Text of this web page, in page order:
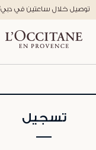
*توصيل خلال ساعتين في دبي
تسجيل